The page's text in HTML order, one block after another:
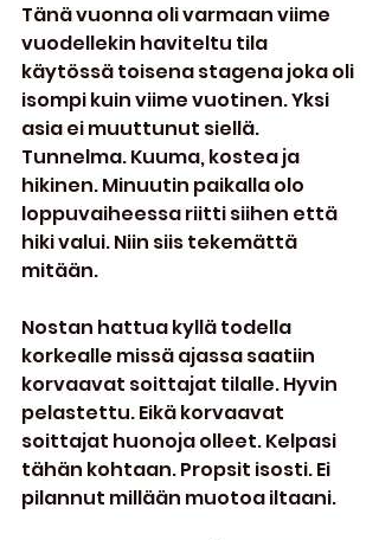
Tänä vuonna oli varmaan viime
vuodellekin haviteltu tila
käytössä toisena stagena joka oli
isompi kuin viime vuotinen. Yksi
asia ei muuttunut siellä.
Tunnelma. Kuuma, kostea ja
hikinen. Minuutin paikalla olo
loppuvaiheessa riitti siihen että
hiki valui. Niin siis tekemättä
mitään.
Nostan hattua kyllä todella
korkealle missä ajassa saatiin
korvaavat soittajat tilalle. Hyvin
pelastettu. Eikä korvaavat
soittajat huonoja olleet. Kelpasi
tähän kohtaan. Propsit isosti. Ei
pilannut millään muotoa iltaani.